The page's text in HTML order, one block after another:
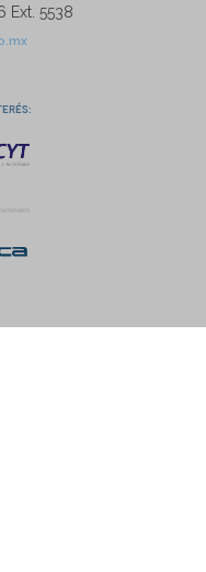
Ext. 5538